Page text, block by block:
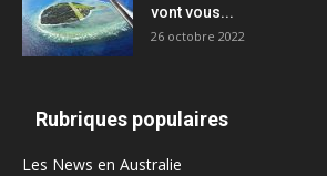
vont vous...
26 octobre 2022
Rubriques populaires
Les News en Australie